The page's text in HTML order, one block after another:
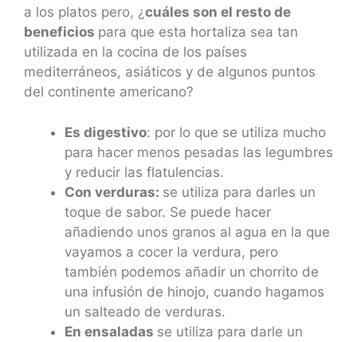
a los platos pero, ¿cuáles son el resto de
beneficios para que esta hortaliza sea tan
utilizada en la cocina de los países
mediterráneos, asiáticos y de algunos puntos
del continente americano?
Es digestivo: por lo que se utiliza mucho
para hacer menos pesadas las legumbres
y reducir las flatulencias.
Con verduras: se utiliza para darles un
toque de sabor. Se puede hacer
añadiendo unos granos al agua en la que
vayamos a cocer la verdura, pero
también podemos añadir un chorrito de
una infusión de hinojo, cuando hagamos
un salteado de verduras.
En ensaladas se utiliza para darle un